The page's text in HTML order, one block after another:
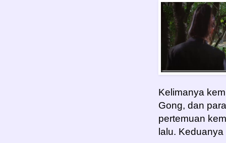
Kelimanya
Gong, dan
pertemuan
lalu.